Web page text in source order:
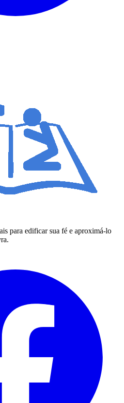
para edificar sua fé e aproximá-lo